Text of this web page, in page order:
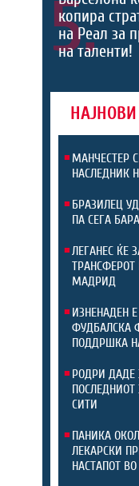
5.
копира
на Реал за
на таленти!
НАЈНОВИ
МАНЧЕСТЕР
НАСЛЕДНИК
БРАЗИЛЕЦ
ПА СЕГА
ЛЕГАНЕС ЌЕ
МАДРИД
ИЗНЕНАДЕН
ФУДБАЛСКА
ПОДДРШКА
РОДРИ ДАДЕ
СИТИ
ПАНИКА
ЛЕКАРСКИ
НАСТАПОТ